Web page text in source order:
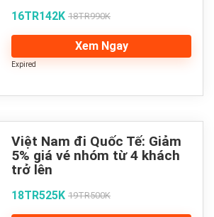
16TR142K 18TR990K
Xem Ngay
Expired
Việt Nam đi Quốc Tế: Giảm
5% giá vé nhóm từ 4 khách
trở lên
18TR525K 19TR500K